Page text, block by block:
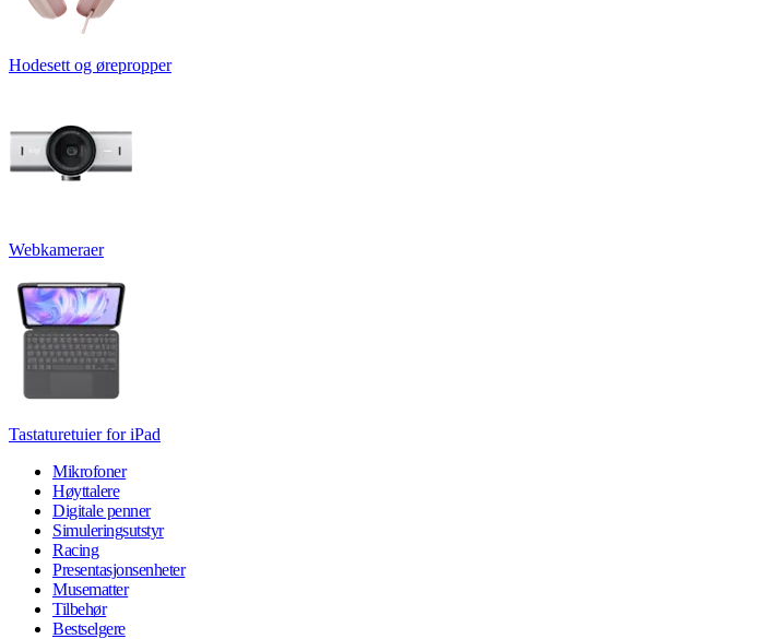
Hodesett og ørepropper
Webkameraer
Tastaturetuier for iPad
Mikrofoner
Høyttalere
Digitale penner
Simuleringsutstyr
Racing
Presentasjonsenheter
Musematter
Tilbehør
Bestselgere